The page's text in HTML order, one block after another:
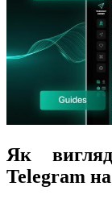
Як
Telegram